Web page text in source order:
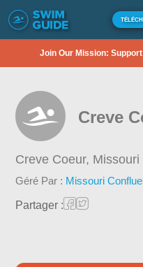
Join Our Mission:
Creve
Creve Coeur, Missouri
Géré Par : Missouri
Partager :